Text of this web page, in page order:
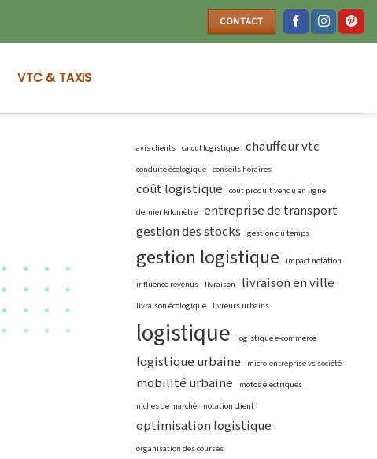
CONTACT
VTC & TAXIS
avis clients calcul logistique chauffeur vtc
conduite écologique conseils horaires
coût logistique coût produit vendu en ligne
dernier kilomètre entreprise de transport
gestion des stocks gestion du temps
gestion logistique
impact notation
influence revenus livraison livraison en ville
livraison écologique livreurs urbains
logistique logistique e-commerce
logistique urbaine micro-entreprise vs société
mobilité urbaine
motos électriques
niches de marché notation client
optimisation logistique
organisation des courses